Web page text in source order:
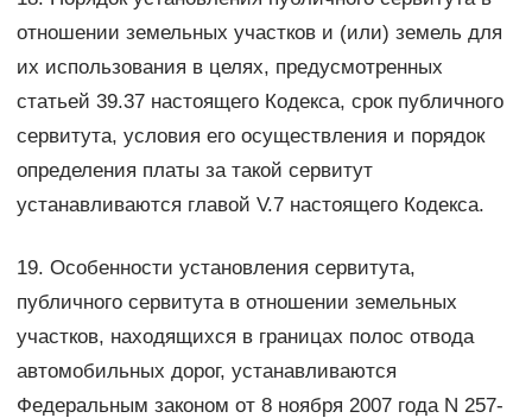
отношении земельных участков и (или) земель для
их использования в целях, предусмотренных
статьей 39.37 настоящего Кодекса, срок публичного
сервитута, условия его осуществления и порядок
определения платы за такой сервитут
устанавливаются главой V.7 настоящего Кодекса.
19. Особенности установления сервитута,
публичного сервитута в отношении земельных
участков, находящихся в границах полос отвода
автомобильных дорог, устанавливаются
Федеральным законом от 8 ноября 2007 года N 257-